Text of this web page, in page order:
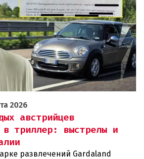
2026
австрийцев
в триллер: выстрелы и
развлечений Gardaland